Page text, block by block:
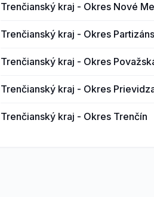
Trenčianský kraj - Okres Nové
Trenčianský kraj - Okres
Trenčianský kraj - Okres
Trenčianský kraj - Okres
Trenčianský kraj - Okres Trenčín